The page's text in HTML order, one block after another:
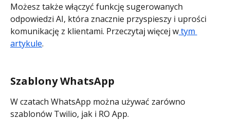
Możesz także włączyć funkcję sugerowanych
odpowiedzi AI, która znacznie przyspieszy i uprości
komunikację z klientami. Przeczytaj więcej w tym
artykule.
Szablony WhatsApp
W czatach WhatsApp można używać zarówno
szablonów Twilio, jak i RO App.